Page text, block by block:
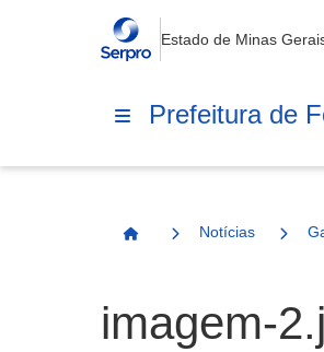
Estado de Minas
Prefeitura de
Página Inicial
Notícias
imagem-